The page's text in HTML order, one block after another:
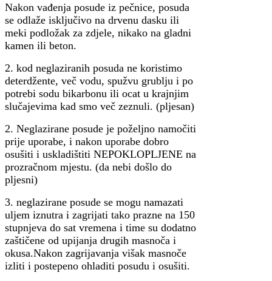
Nakon vađenja posude iz pečnice, posuda
se odlaže isključivo na drvenu dasku ili
meki podložak za zdjele, nikako na gladni
kamen ili beton.
2. kod neglaziranih posuda ne koristimo
deterdžente, več vodu, spužvu grublju i po
potrebi sodu bikarbonu ili ocat u krajnjim
slučajevima kad smo več zeznuli. (pljesan)
2. Neglazirane posude je poželjno namočiti
prije uporabe, i nakon uporabe dobro
osušiti i uskladištiti NEPOKLOPLJENE na
prozračnom mjestu. (da nebi došlo do
pljesni)
3. neglazirane posude se mogu namazati
uljem iznutra i zagrijati tako prazne na 150
stupnjeva do sat vremena i time su dodatno
zaštičene od upijanja drugih masnoča i
okusa.Nakon zagrijavanja višak masnoče
izliti i postepeno ohladiti posudu i osušiti.